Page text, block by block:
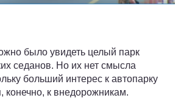
было увидеть целый парк
седанов. Но их нет смысла
больший интерес к автопарку
конечно, к внедорожникам.